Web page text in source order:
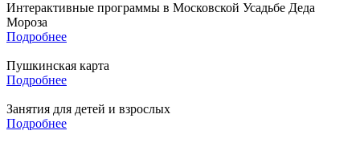
Интерактивные программы в Московской Усадьбе Деда
Мороза
Подробнее
Пушкинская карта
Подробнее
Занятия для детей и взрослых
Подробнее